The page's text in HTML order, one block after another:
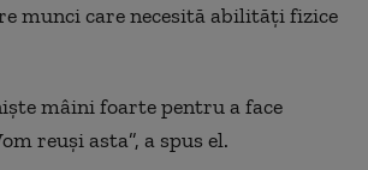
munci care necesită abilități fizice
mâini foarte pentru a face
reuși asta”, a spus el.